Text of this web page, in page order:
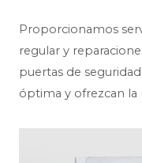
Proporcionamos
regular y
puertas de
óptima y ofrezcan la